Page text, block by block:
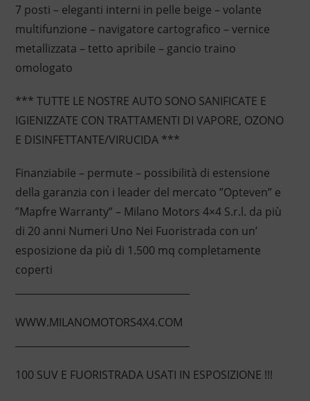
7 posti – eleganti interni in pelle beige – volante
multifunzione – navigatore cartografico – vernice
metallizzata – tetto apribile – gancio traino
omologato
*** TUTTE LE NOSTRE AUTO SONO SANIFICATE E
IGIENIZZATE CON TRATTAMENTI DI VAPORE, OZONO
E DISINFETTANTE/VIRUCIDA ***
Finanziabile – permute – possibilità di estensione
della garanzia con i leader del mercato ”Opteven” e
”Mapfre Warranty” – Milano Motors 4×4 S.r.l. da più
di 20 anni Numeri Uno Nei Fuoristrada con un’
esposizione da più di 1.500 mq completamente
coperti
WWW.MILANOMOTORS4X4.COM
100 SUV E FUORISTRADA USATI IN ESPOSIZIONE !!!